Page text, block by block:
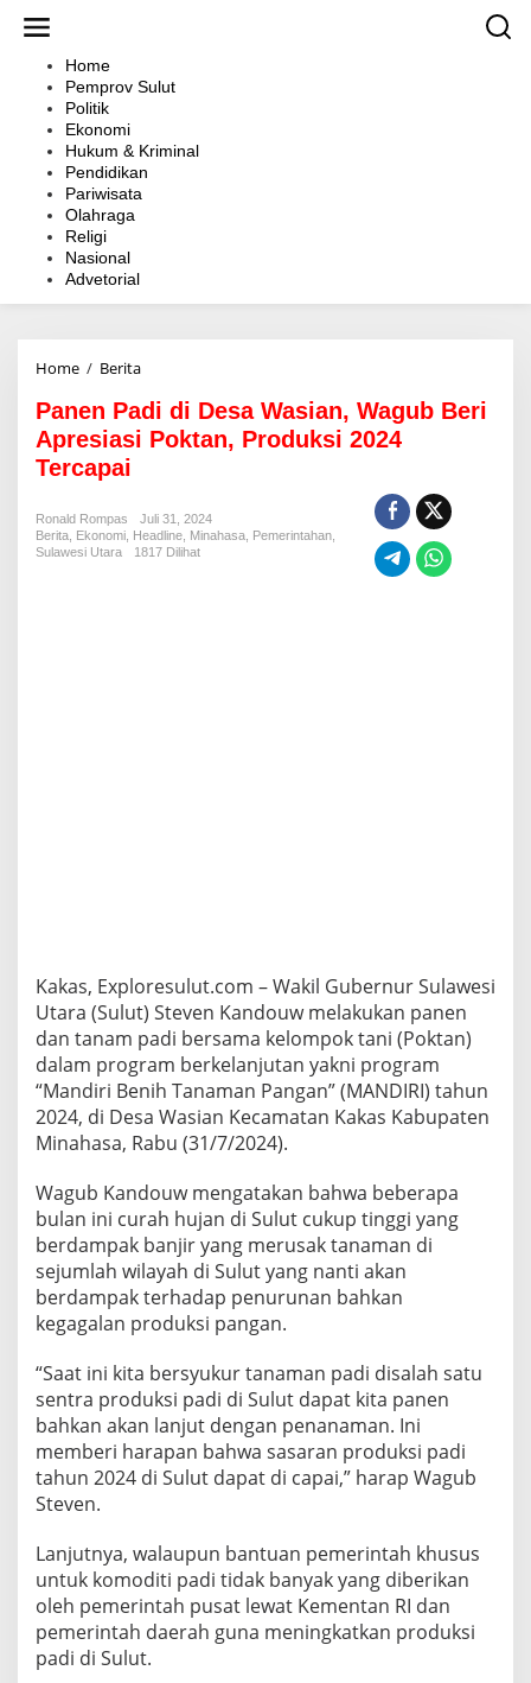
Home
Pemprov Sulut
Politik
Ekonomi
Hukum & Kriminal
Pendidikan
Pariwisata
Olahraga
Religi
Nasional
Advetorial
Home / Berita
n
d
i
d
r
i
A
p
r
e
s
i
i
P
o
k
a
n
P
r
d
u
k
0
2
4
T
e
r
Panen Padi di Desa Wasian, Wagub Beri
Apresiasi Poktan, Produksi 2024
Tercapai
Ronald Rompas
Juli 31, 2024
Berita Ekonomi Headline Minahasa Pemerintahan
Sulawesi Utara
1817 Dilihat
Kakas, Exploresulut.com – Wakil Gubernur Sulawesi
Utara (Sulut) Steven Kandouw melakukan panen
dan tanam padi bersama kelompok tani (Poktan)
dalam program berkelanjutan yakni program
“Mandiri Benih Tanaman Pangan” (MANDIRI) tahun
2024, di Desa Wasian Kecamatan Kakas Kabupaten
Minahasa, Rabu (31/7/2024).
Wagub Kandouw mengatakan bahwa beberapa
bulan ini curah hujan di Sulut cukup tinggi yang
berdampak banjir yang merusak tanaman di
sejumlah wilayah di Sulut yang nanti akan
berdampak terhadap penurunan bahkan
kegagalan produksi pangan.
“Saat ini kita bersyukur tanaman padi disalah satu
sentra produksi padi di Sulut dapat kita panen
bahkan akan lanjut dengan penanaman. Ini
memberi harapan bahwa sasaran produksi padi
tahun 2024 di Sulut dapat di capai,” harap Wagub
Steven.
Lanjutnya, walaupun bantuan pemerintah khusus
untuk komoditi padi tidak banyak yang diberikan
oleh pemerintah pusat lewat Kementan RI dan
pemerintah daerah guna meningkatkan produksi
padi di Sulut.